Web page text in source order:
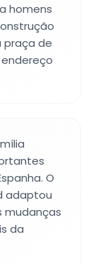
homens
praça de
O
adaptou
mudanças
da